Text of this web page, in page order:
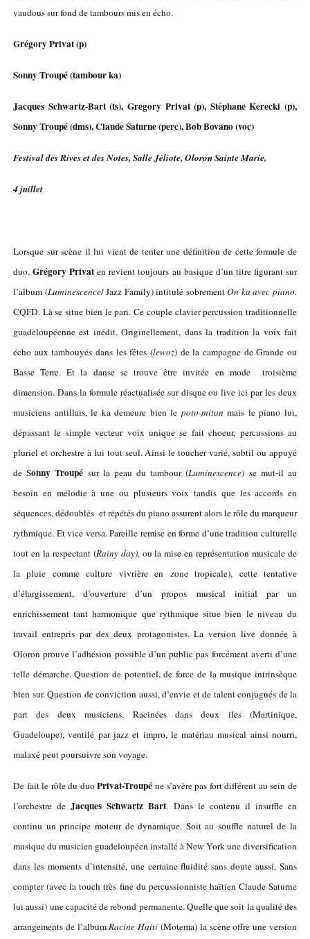
vaudous sur fond de tambours mis en écho.
Grégory Privat (p)
Sonny Troupé (tambour ka)
Jacques Schwartz-Bart (ts), Gregory Privat (p), Stéphane Kerecki (p),
Sonny Troupé (dms), Claude Saturne (perc), Bob Bovano (voc)
Festival des Rives et des Notes, Salle Jéliote, Oloron Sainte Marie,
4 juillet
Lorsque sur scène il lui vient de tenter une définition de cette formule de
duo,Grégory Privaten revient toujours au basique d’un titre figurant sur
l’album (Luminescence/ Jazz Family) intitulé sobrementOn ka avec piano.
CQFD. Là se situe bien le pari. Ce couple clavier percussion traditionnelle
guadeloupéenne est inédit. Originellement, dans la tradition la voix fait
écho aux tambouyés dans les fêtes (lewoz) de la campagne de Grande ou
Basse Terre. Et la danse se trouve être invitée en mode troisième
dimension. Dans la formule réactualisée sur disque ou live ici par les deux
musiciens antillais, le ka demeure bien le poto-mitan mais le piano lui,
dépassant le simple vecteur voix unique se fait choeur, percussions au
pluriel et orchestre à lui tout seul. Ainsi le toucher varié, subtil ou appuyé
de Sonny Troupé sur la peau du tambour (Luminescence) se mut-il au
besoin en mélodie à une ou plusieurs voix tandis que les accords en
séquences, dédoublés et répétés du piano assurent alors le rôle du marqueur
rythmique. Et vice versa. Pareille remise en forme d’une tradition culturelle
tout en la respectant (Rainy day), ou la mise en représentation musicale de
la pluie comme culture vivrière en zone tropicale), cette tentative
d’élargissement, d’ouverture d’un propos musical initial par un
enrichissement tant harmonique que rythmique situe bien le niveau du
travail entrepris par des deux protagonistes. La version live donnée à
Oloron prouve l’adhésion possible d’un public pas forcément averti d’une
telle démarche. Question de potentiel, de force de la musique intrinsèque
bien sur. Question de conviction aussi, d’envie et de talent conjugués de la
part des deux musiciens. Racinées dans deux iles (Martinique,
Guadeloupe), ventilé par jazz et impro, le matériau musical ainsi nourri,
malaxé peut poursuivre son voyage.
De fait le rôle du duoPrivat-Troupé ne s’avère pas fort différent au sein de
l’orchestre deJacques Schwartz Bart. Dans le contenu il insuffle en
continu un principe moteur de dynamique. Soit au souffle naturel de la
musique du musicien guadeloupéen installé à New York une diversification
dans les moments d’intensité, une certaine fluidité sans doute aussi, Sans
compter (avec la touch très fine du percussionniste haïtien Claude Saturne
lui aussi) une capacité de rebond permanente. Quelle que soit la qualité des
arrangements de l’albumRacine Haiti (Motema) la scène offre une version